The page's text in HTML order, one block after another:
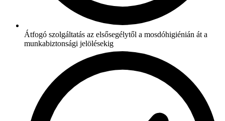
Átfogó szolgáltatás az elsősegélytől a mosdóhigiénián át a
munkabiztonsági jelölésekig